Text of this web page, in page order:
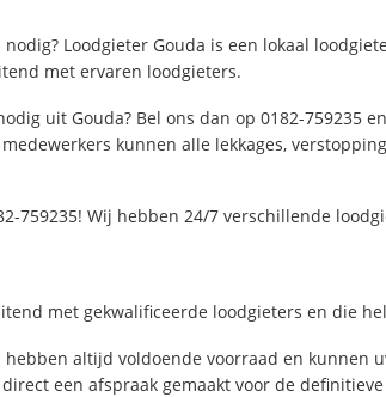
Loodgieter Gouda is een lokaal
met ervaren loodgieters.
uit Gouda? Bel ons dan op 0182-
kunnen alle lekkages,
759235! Wij hebben 24/7 verschillende
met gekwalificeerde loodgieters en die
hebben altijd voldoende voorraad en
een afspraak gemaakt voor de